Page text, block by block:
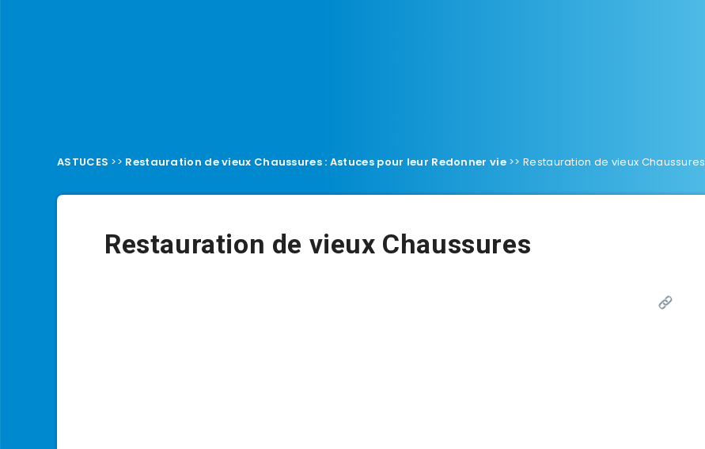
ASTUCES >> Restauration de vieux Chaussures : Astuces pour leur Redonner vie>>Restauration de vieux Chaussures
Restauration de vieux Chaussures